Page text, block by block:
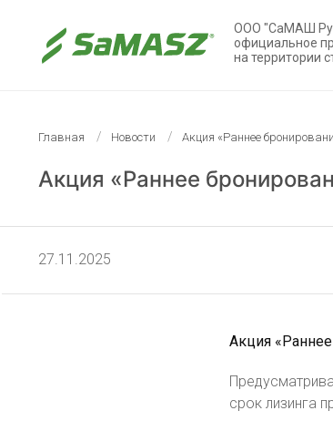
ООО "СаМАШ
официальное
на территории
Главная Новости Акция «Раннее
Акция «Раннее
27.11.2025
Акция
срок лизинга